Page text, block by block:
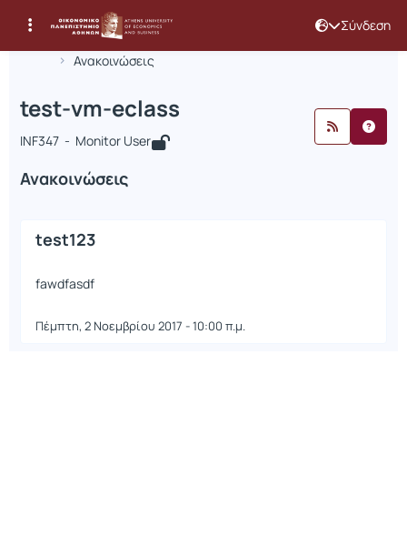
Σύνδεση
Αρχική Σελίδα
Ανακοινώσεις
Μάθημα : test-vm-eclass
Κωδικός : INF347
test-vm-eclass
INF347 - Monitor User
Ανακοινώσεις
test123
fawdfasdf
Πέμπτη, 2 Νοεμβρίου 2017 - 10:00 π.μ.